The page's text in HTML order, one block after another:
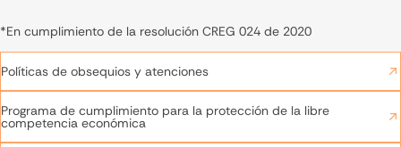
*En cumplimiento de la resolución CREG 024 de 2020
Políticas de obsequios y atenciones
Programa de cumplimiento para la protección de la libre
competencia económica